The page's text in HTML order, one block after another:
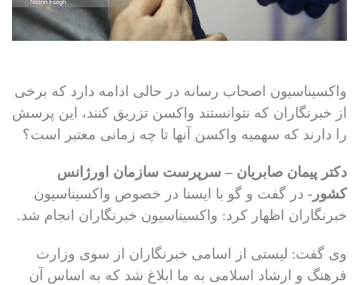
واکسیناسیون اصحاب رسانه در حالی ادامه دارد که برخی
از خبرنگاران که نتوانستند واکسن تزریق کنند، این پرسش
را دارند که سهمیه واکسن آنها تا چه زمانی معتبر است؟
دکتر پیمان صابریان – سرپرست سازمان اورژانس
کشور- در گفت و گو با ایسنا در خصوص واکسیناسیون
خبرنگاران اظهار کرد: واکسیناسیون خبرنگاران انجام شد.
وی گفت: لیستی از اسامی خبرنگاران از سوی وزارت
فرهنگ و ارشاد اسلامی به ما ابلاغ شد که به اساس آن